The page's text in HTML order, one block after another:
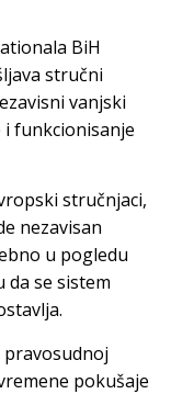
BiH
stručni
vanjski
i funkcionisanje
stručnjaci,
nezavisan
u pogledu
se sistem
pravosudnoj
pokušaje